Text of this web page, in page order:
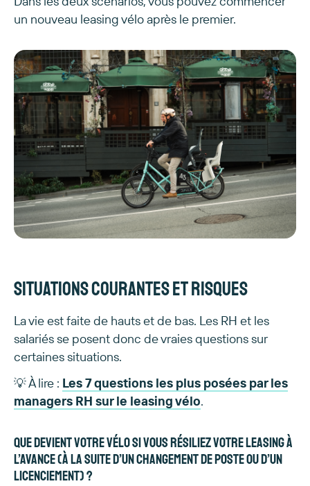
un nouveau leasing vélo après le premier.
Situations courantes et risques
La vie est faite de hauts et de bas. Les RH et les
salariés se posent donc de vraies questions sur
certaines situations.
💡 À lire : Les 7 questions les plus posées par les
managers RH sur le leasing vélo.
Que devient votre vélo si vous résiliez votre leasing à
l’avance (à la suite d’un changement de poste ou d’un
licenciement) ?